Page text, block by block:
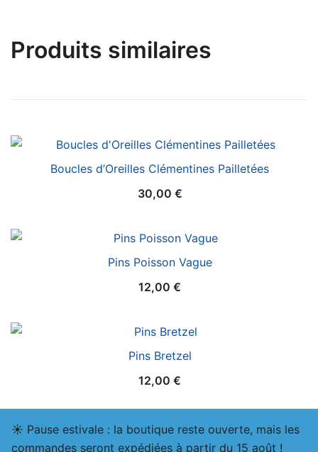
☀️ Pause estivale : la boutique reste ouverte, mais les
commandes seront expédiées à partir du 15 août !
Produits similaires
Boucles d’Oreilles Clémentines Pailletées
30,00 €
Pins Poisson Vague
12,00 €
Pins Bretzel
12,00 €